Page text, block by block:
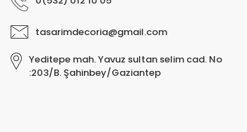
tasarimdecoria@gmail.com
Yeditepe mah. Yavuz sultan selim cad. No
:203/B. Şahinbey/Gaziantep